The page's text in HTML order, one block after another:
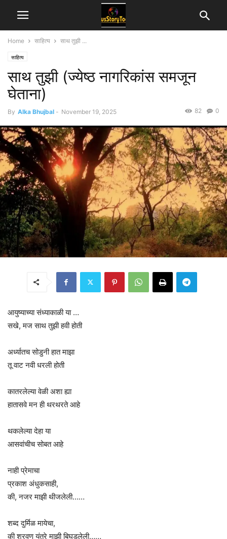
Home साहित्य साथ तुझी ...
साहित्य
साथ तुझी (ज्येष्ठ नागरिकांस समजून
घेताना)
By Alka Bhujbal - November 19, 2025 0
82
आयुष्याच्या संध्याकाळी या …
सखे, मज साथ तुझी हवी होती
अर्ध्यातच सोडुनी हात माझा
तू वाट नवी धरली होती
कातरलेल्या वेळी अशा ह्या
हातासवे मन ही थरथरते आहे
थकलेल्या देहा या
आसवांचीच सोबत आहे
नाही प्रेमाचा
प्रकाश अंधुकसाही,
की, नजर माझी थीजलेली……
शब्द दुर्मिळ मायेचा,
की श्रवण यंत्रे माझी बिघडलेली……